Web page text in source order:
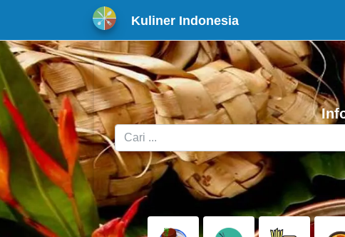
Kuliner Indonesia